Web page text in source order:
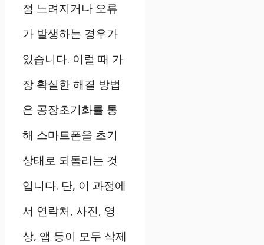
점 느려지거나 오류
가 발생하는 경우가
있습니다. 이럴 때 가
장 확실한 해결 방법
은 공장초기화를 통
해 스마트폰을 초기
상태로 되돌리는 것
입니다. 단, 이 과정에
서 연락처, 사진, 영
상, 앱 등이 모두 삭제